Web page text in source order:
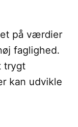
på værdier
faglighed.
trygt
kan udvikle